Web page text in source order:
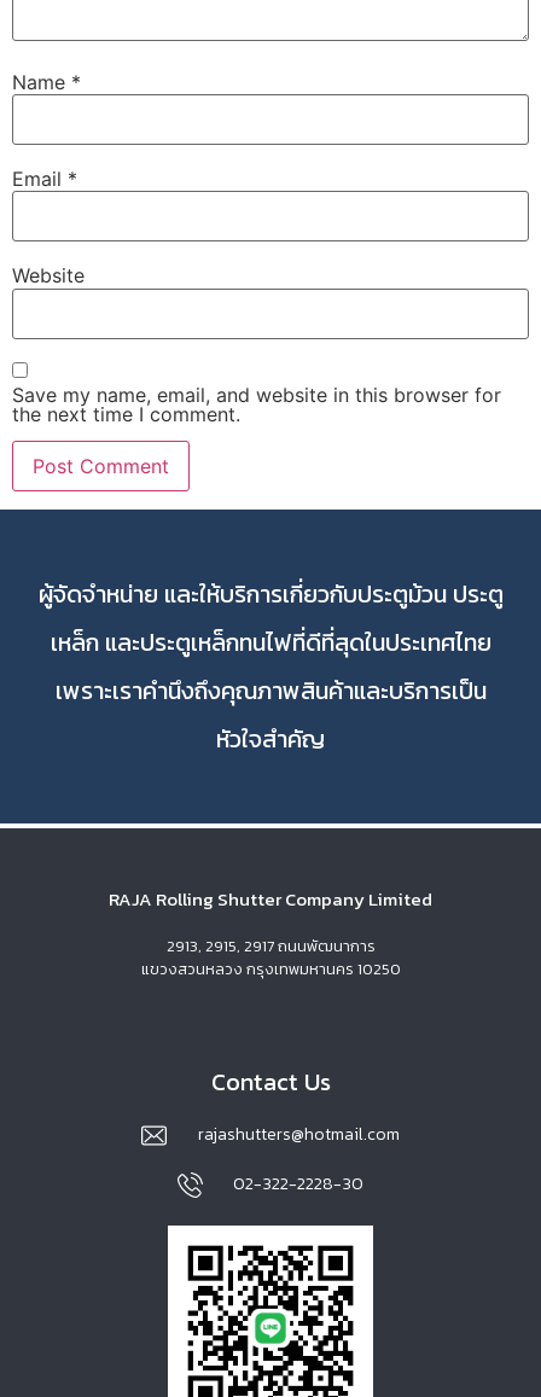
Name *
Email *
Website
Save my name, email, and website in this browser for
the next time I comment.
ผู้จัดจำหน่าย และให้บริการเกี่ยวกับประตูม้วน ประตู
เหล็ก และประตูเหล็กทนไฟที่ดีที่สุดในประเทศไทย
เพราะเราคำนึงถึงคุณภาพสินค้าและบริการเป็น
หัวใจสำคัญ
RAJA Rolling Shutter Company Limited
2913, 2915, 2917 ถนนพัฒนาการ
แขวงสวนหลวง กรุงเทพมหานคร 10250
Contact Us
rajashutters@hotmail.com
02-322-2228-30